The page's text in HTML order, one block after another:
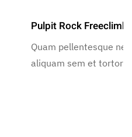
Pulpit Rock
Quam pellentesque
aliquam sem et tortor.